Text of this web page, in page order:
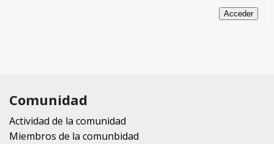
Acceder
Comunidad
Actividad de la comunidad
Miembros de la comunbidad